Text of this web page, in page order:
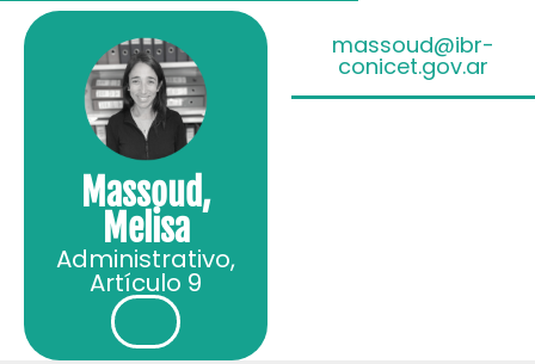
Massoud,
Melisa
Administrativo,
Artículo 9
massoud@ibr-
conicet.gov.ar